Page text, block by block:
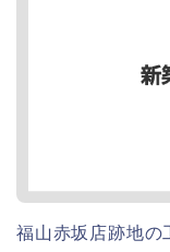
福山赤坂店跡地の